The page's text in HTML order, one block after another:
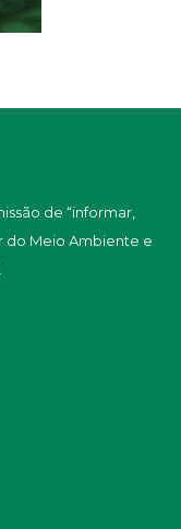
de “informar,
do Meio Ambiente e